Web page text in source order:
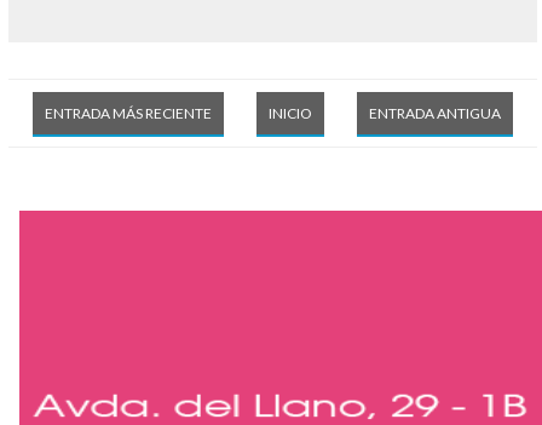
ENTRADA MÁS RECIENTE ENTRADA ANTIGUA
INICIO